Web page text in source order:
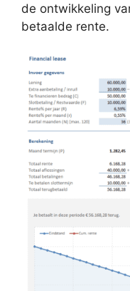
de ontwikkeling
betaalde rente.